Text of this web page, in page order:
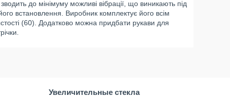
до мінімуму можливі вібрації, що виникають під
встановлення. Виробник комплектує його всім
(60). Додатково можна придбати рукави для
Увеличительные стекла